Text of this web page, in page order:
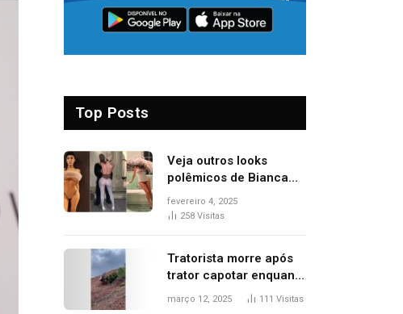
Top Posts
Veja outros looks
polêmicos de Bianca
Censori, esposa de
Kanye West que
fevereiro 4, 2025
258 Visitas
Tratorista morre após
trator capotar enquanto
removia vegetação em
março 12, 2025 111 Visitas